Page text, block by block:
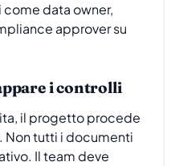
data owner,
approver su
i controlli
il progetto procede
Non tutti i documenti
Il team deve